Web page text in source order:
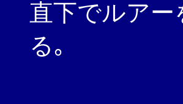
直下でルア
る｡